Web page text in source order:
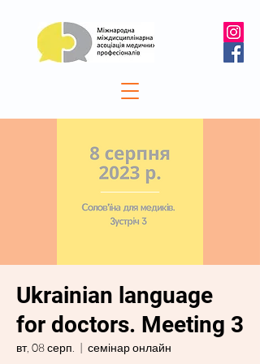
Ukrainian language
for doctors. Meeting 3
вт, 08 серп.
  |
семінар онлайн